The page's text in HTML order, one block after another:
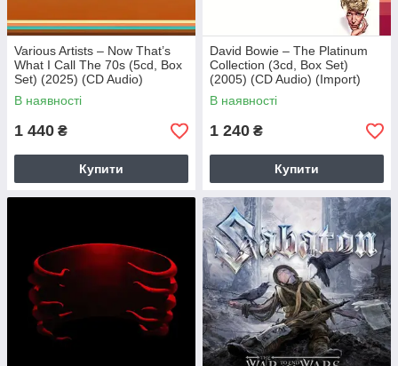
Various Artists – Now That’s
What I Call The 70s (5cd, Box
Set) (2025) (CD Audio)
(Import)
В наявності
1 440 ₴
Купити
David Bowie – The Platinum
Collection (3cd, Box Set)
(2005) (CD Audio) (Import)
В наявності
1 240 ₴
Купити